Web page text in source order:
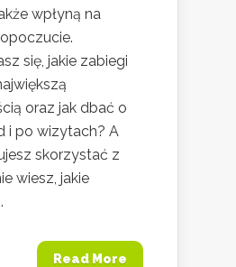
wpłyną na
się, jakie zabiegi
oraz jak dbać o
i po wizytach? A
skorzystać z
wiesz, jakie
Read More